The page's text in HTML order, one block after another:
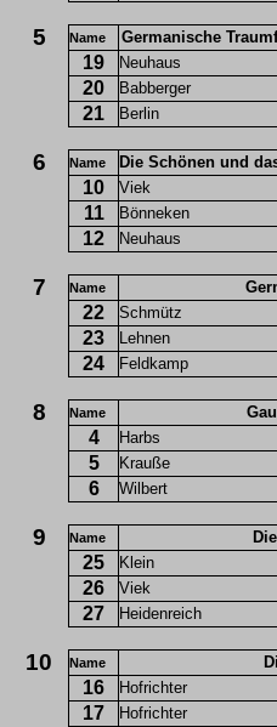
5 Name Germanische
19 Neuhaus
20 Babberger
21 Berlin
6 Name Die Schönen und
10 Viek
11 Bönneken
12 Neuhaus
7 Name
22 Schmütz
23 Lehnen
24 Feldkamp
8 Name
4 Harbs
5 Krauße
6 Wilbert
9 Name
25 Klein
26 Viek
27 Heidenreich
10 Name
16 Hofrichter
17 Hofrichter